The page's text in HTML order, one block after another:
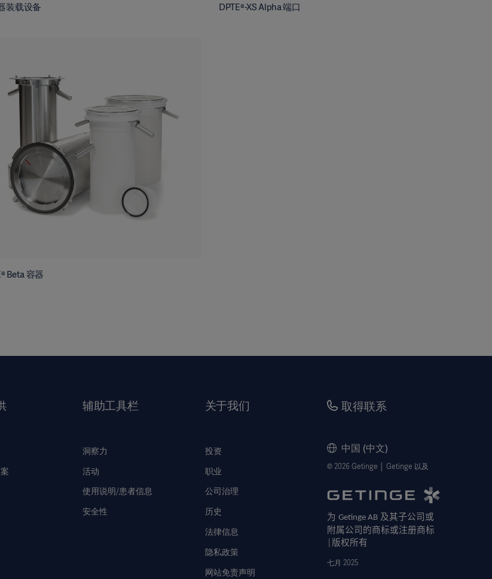
装载设备 DPTE®-XS Alpha 端口
Beta 容器
辅助工具栏
洞察力
活动
使用说明/患者信息
安全性
关于我们
投资
职业
公司治理
历史
法律信息
隐私政策
网站免责声明
取得联系
中国 (中文)
© 2026 Getinge │ Getinge 以及
为Getinge AB 及其子公司或
附属公司的商标或注册商标
│版权所有
七月 2025